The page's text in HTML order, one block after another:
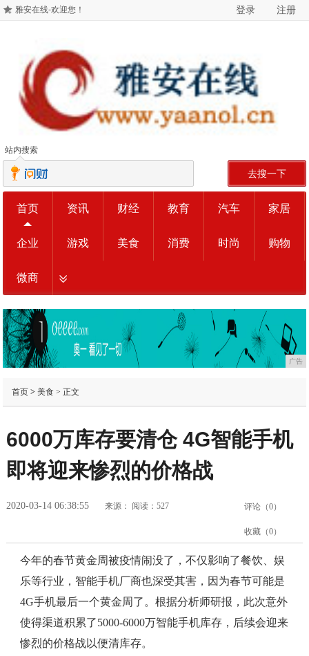
雅安在线-欢迎您！ 登录 注册
站内搜索
去搜一下
首页 资讯 财经 教育 汽车 家居
企业 游戏 美食 消费 时尚 购物
微商
广告
首页> 美食> 正文
6000万库存要清仓 4G智能手机
即将迎来惨烈的价格战
2020-03-14 06:38:55 来源： 阅读：527 评论（0）
收藏（0）
今年的春节黄金周被疫情闹没了，不仅影响了餐饮、娱
乐等行业，智能手机厂商也深受其害，因为春节可能是
4G手机最后一个黄金周了。根据分析师研报，此次意外
使得渠道积累了5000-6000万智能手机库存，后续会迎来
惨烈的价格战以便清库存。